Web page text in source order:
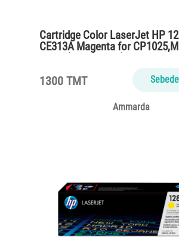
Cartridge Color LaserJet HP
CE313A Magenta for
1300 TMT
Ammarda